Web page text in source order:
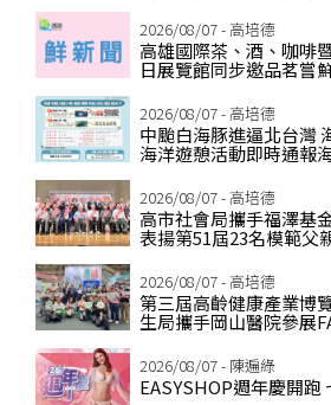
2026/08/07 - 高培德
高雄國際茶、酒、咖啡
日展覽館同步邀品茗嘗
2026/08/07 - 高培德
中颱白海豚進逼北台灣
海洋遊憩活動即時通報
2026/08/07 - 高培德
高市社會局攜手福澤基
表揚第51屆23名模範父
2026/08/07 - 高培德
第三屆高齡健康產業博
生局攜手岡山醫院參展
2026/08/07 - 陳遍綠
EASYSHOP週年慶開